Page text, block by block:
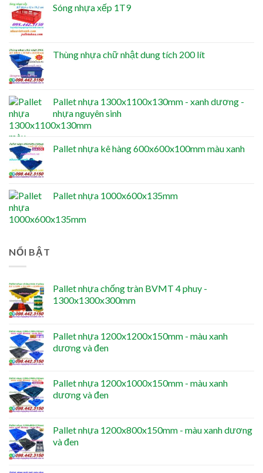
Sóng nhựa xếp 1T9
Thùng nhựa chữ nhật dung tích 200 lít
Pallet nhựa 1300x1100x130mm - xanh dương -
nhựa nguyên sinh
Pallet nhựa kê hàng 600x600x100mm màu xanh
Pallet nhựa 1000x600x135mm
NỔI BẬT
Pallet nhựa chống tràn BVMT 4 phuy -
1300x1300x300mm
Pallet nhựa 1200x1200x150mm - màu xanh
dương và đen
Pallet nhựa 1200x1000x150mm - màu xanh
dương và đen
Pallet nhựa 1200x800x150mm - màu xanh dương
và đen